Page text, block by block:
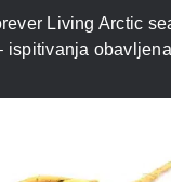
Living Arctic
ispitivanja obavljena